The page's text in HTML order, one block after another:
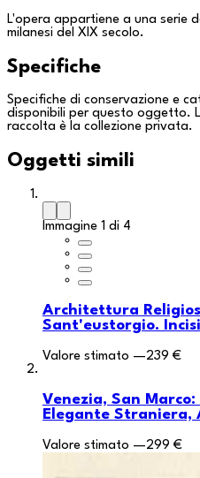
L'opera appartiene a una serie
milanesi del XIX secolo.
Specifiche
Specifiche di conservazione e
disponibili per questo oggetto.
raccolta è la collezione privata.
Oggetti simili
Immagine 1 di 4
Architettura
Sant'eustorgio.
Valore stimato —239 €
Venezia, San
Elegante Straniera,
Valore stimato —299 €